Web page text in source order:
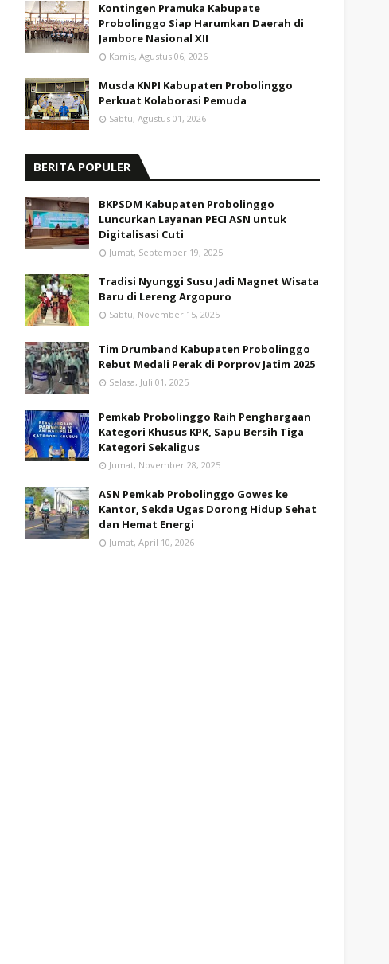
Kontingen Pramuka Kabupate
Probolinggo Siap Harumkan Daerah di
Jambore Nasional XII
Kamis, Agustus 06, 2026
Musda KNPI Kabupaten Probolinggo
Perkuat Kolaborasi Pemuda
Sabtu, Agustus 01, 2026
BERITA POPULER
BKPSDM Kabupaten Probolinggo
Luncurkan Layanan PECI ASN untuk
Digitalisasi Cuti
Jumat, September 19, 2025
Tradisi Nyunggi Susu Jadi Magnet Wisata
Baru di Lereng Argopuro
Sabtu, November 15, 2025
Tim Drumband Kabupaten Probolinggo
Rebut Medali Perak di Porprov Jatim 2025
Selasa, Juli 01, 2025
Pemkab Probolinggo Raih Penghargaan
Kategori Khusus KPK, Sapu Bersih Tiga
Kategori Sekaligus
Jumat, November 28, 2025
ASN Pemkab Probolinggo Gowes ke
Kantor, Sekda Ugas Dorong Hidup Sehat
dan Hemat Energi
Jumat, April 10, 2026